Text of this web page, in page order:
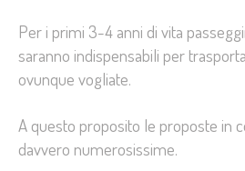
Per i primi 3-4 anni di vita
saranno indispensabili per
ovunque vogliate.
A questo proposito le proposte in
davvero numerosissime.